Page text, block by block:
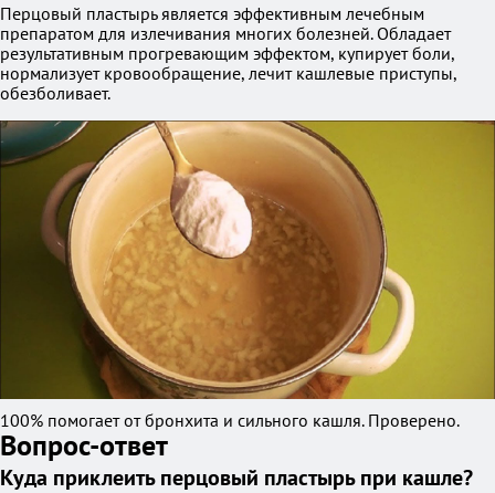
Перцовый пластырь является эффективным лечебным
препаратом для излечивания многих болезней. Обладает
результативным прогревающим эффектом, купирует боли,
нормализует кровообращение, лечит кашлевые приступы,
обезболивает.
100% помогает от бронхита и сильного кашля. Проверено.
Вопрос-ответ
Куда приклеить перцовый пластырь при кашле?